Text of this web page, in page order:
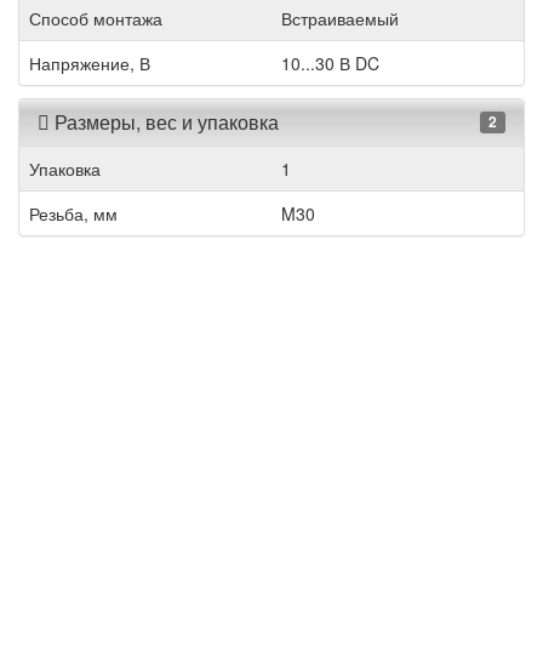
Способ монтажа
Встраиваемый
Напряжение, В
10...30 В DC
Размеры, вес и упаковка 2
Упаковка
1
Резьба, мм
M30